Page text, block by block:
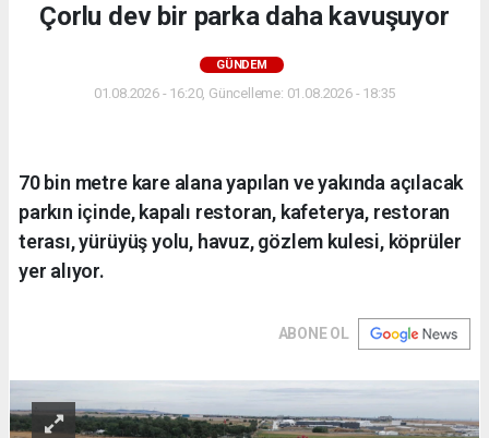
Çorlu dev bir parka daha kavuşuyor
GÜNDEM
01.08.2026 - 16:20, Güncelleme: 01.08.2026 - 18:35
70 bin metre kare alana yapılan ve yakında açılacak
parkın içinde, kapalı restoran, kafeterya, restoran
terası, yürüyüş yolu, havuz, gözlem kulesi, köprüler
yer alıyor.
ABONE OL